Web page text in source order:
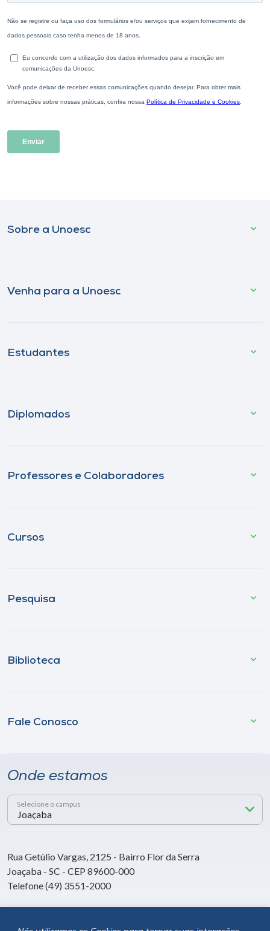
Sobre a Unoesc
Venha para a Unoesc
Estudantes
Diplomados
Professores e Colaboradores
Cursos
Pesquisa
Biblioteca
Fale Conosco
Onde estamos
Selecione o campus
Rua Getúlio Vargas, 2125 - Bairro Flor da Serra
Joaçaba - SC - CEP 89600-000
Telefone (49) 3551-2000
Siga a Unoesc